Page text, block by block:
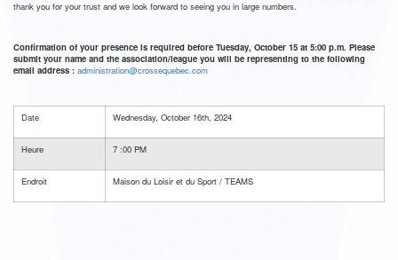
thank you for your trust and we look forward to seeing you in large numbers.
Confirmation of your presence is required before Tuesday, October 15 at 5:00 p.m. Please
submit your name and the association/league you will be representing to the following
email address : administration@crossequebec.com
Date Wednesday, October 16th, 2024
Heure 7 :00 PM
Endroit Maison du Loisir et du Sport / TEAMS